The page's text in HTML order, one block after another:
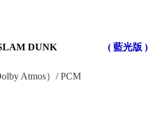
DUNK
( 藍光版 )
Atmos）/ PCM